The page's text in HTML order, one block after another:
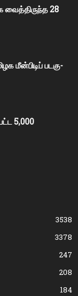
வைத்திருந்த 28
மீன்பிடிப் படகு-
5,000
3538
3378
247
208
184